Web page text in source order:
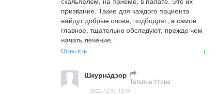
призвание. Такие для каждого пациента
найдут добрые слова, подбодрят, а самое
главное, тщательно обследуют, прежде чем
начать лечение.
Ответить 1
Шкурнадзор
Татьяна Утина
2022.12.07 13:00